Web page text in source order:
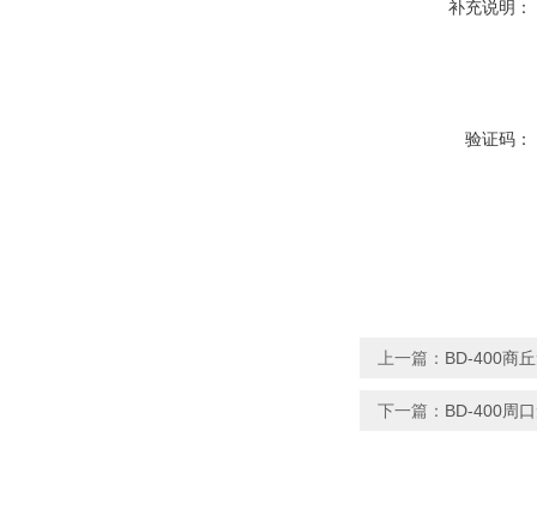
补充说明：
验证码：
上一篇： BD-400商
下一篇： BD-400周